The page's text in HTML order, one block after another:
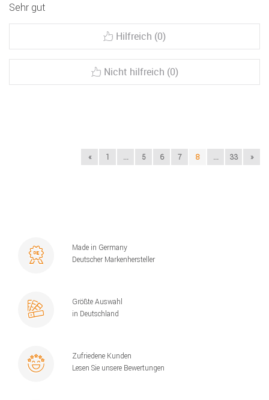
Sehr gut
Hilfreich (0)
Nicht hilfreich (0)
« 1 ... 5 6 7 8 ... 33 »
Made in Germany
Deutscher Markenhersteller
Größte Auswahl
in Deutschland
Zufriedene Kunden
Lesen Sie unsere Bewertungen